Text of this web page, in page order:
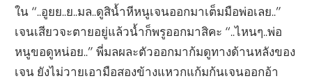
ใน “..อูยย..ย..มล..ดูสิน้ำหีหนูเจนออกมาเต็มมือพ่อเลย..”
เจนเสียวจะตายอยู่แล้วน้ำก็พรูออกมาสิคะ “..ไหนๆ..พ่อ
หนูขอดูหน่อย..” พี่มลผละตัวออกมาก้มดูทางด้านหลังของ
เจน ยังไม่วายเอามือสองข้างแหวกแก้มก้นเจนออกอ้า